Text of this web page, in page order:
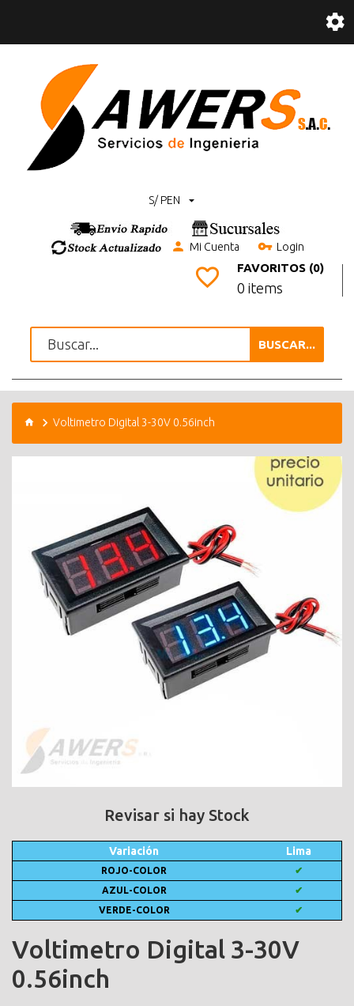
S/ PEN
Mi Cuenta Login
FAVORITOS (0)
0 items
BUSCAR...
Voltimetro Digital 3-30V 0.56inch
Revisar si hay Stock
Variación Lima
ROJO-COLOR
✔
AZUL-COLOR
✔
VERDE-COLOR
✔
Voltimetro Digital 3-30V
0.56inch